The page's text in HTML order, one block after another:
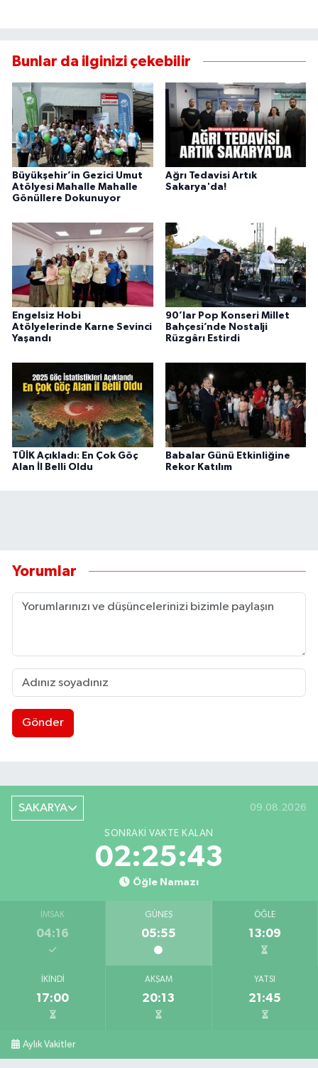
Bunlar da ilginizi çekebilir
Büyükşehir’in Gezici Umut
Atölyesi Mahalle Mahalle
Gönüllere Dokunuyor
Ağrı Tedavisi Artık
Sakarya'da!
Engelsiz Hobi
Atölyelerinde Karne Sevinci
Yaşandı
90’lar Pop Konseri Millet
Bahçesi’nde Nostalji
Rüzgârı Estirdi
TÜİK Açıkladı: En Çok Göç
Alan İl Belli Oldu
Babalar Günü Etkinliğine
Rekor Katılım
Yorumlar
Gönder
SAKARYA 09.08.2026
SONRAKI VAKTE KALAN
02:25:42
Öğle Namazı
İMSAK
04:16
GÜNEŞ
05:55
ÖĞLE
13:09
İKINDI
17:00
AKŞAM
20:13
YATSI
21:45
Aylık Vakitler